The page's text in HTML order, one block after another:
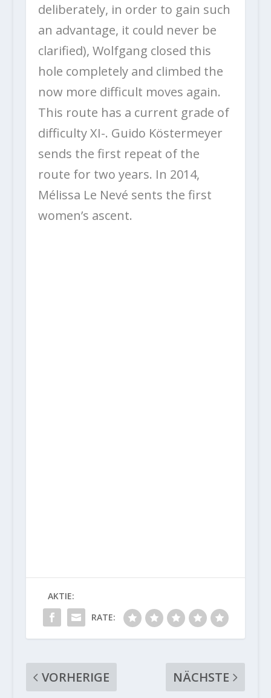
deliberately, in order to gain such
an advantage, it could never be
clarified), Wolfgang closed this
hole completely and climbed the
now more difficult moves again.
This route has a current grade of
difficulty XI-. Guido Köstermeyer
sends the first repeat of the
route for two years. In 2014,
Mélissa Le Nevé sents the first
women’s ascent.
AKTIE:
RATE:
VORHERIGE NÄCHSTE